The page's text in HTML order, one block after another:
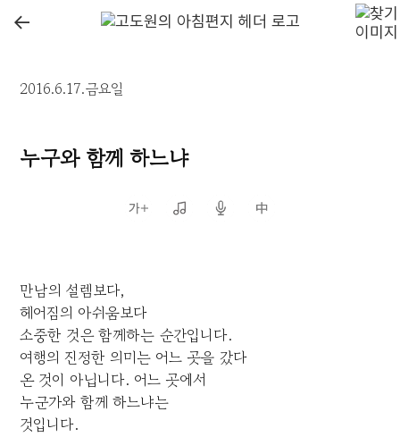
←
2016.6.17.금요일
누구와 함께 하느냐
만남의 설렘보다,
헤어짐의 아쉬움보다
소중한 것은 함께하는 순간입니다.
여행의 진정한 의미는 어느 곳을 갔다
온 것이 아닙니다. 어느 곳에서
누군가와 함께 하느냐는
것입니다.